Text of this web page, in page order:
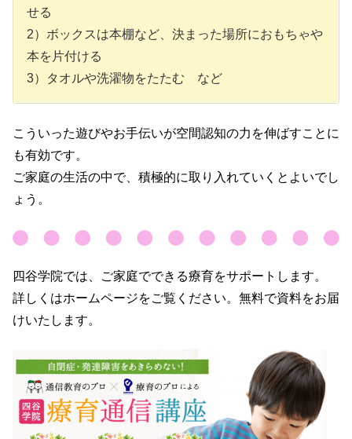
せる
2）ボックスは本棚など、決まった場所におもちゃや
本を片付ける
3）タオルや洗濯物をたたむ など
こういった遊びやお手伝いが空間認知の力を伸ばすことに
も有効です。
ご家庭の生活の中で、積極的に取り入れていくとよいでし
ょう。
四谷学院では、ご家庭でできる療育をサポートします。
詳しくはホームページをご覧ください。無料で資料をお届
けいたします。